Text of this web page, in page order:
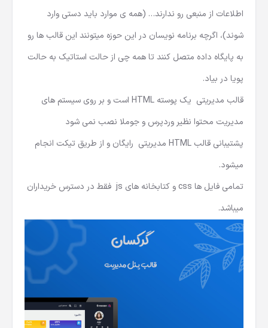
اطلاعات از منبعی رو ندارند… (همه ی موارد باید دستی وارد
شوند)، اگرچه برنامه نویسان در این حوزه میتونند این قالب ها رو
به پایگاه داده متصل کنند تا همه چی از حالت استاتیک به حالت
پویا در بیاد.
قالب مدیریتی یک پوسته HTML است و بر روی سیستم های
مدیریت محتوا نظیر وردپرس و جوملا نصب نمی شود
پشتیبانی قالب HTML مدیریتی رایگان و از طریق تیکت انجام
میشود.
تمامی فایل ها css و کتابخانه های js فقط در دسترس خریداران
میباشد.